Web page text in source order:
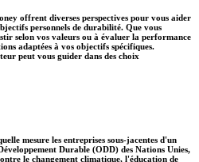
offrent diverses perspectives pour vous aider
personnels de durabilité. Que vous
selon vos valeurs ou à évaluer la performance
adaptées à vos objectifs spécifiques.
peut vous guider dans des choix
mesure les entreprises sous-jacentes d'un
Durable (ODD) des Nations Unies,
le changement climatique, l'éducation de